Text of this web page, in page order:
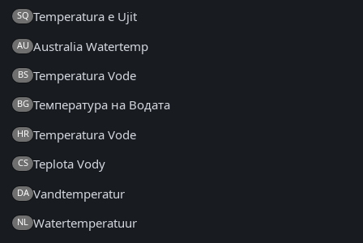
SQ Temperatura e Ujit
AU Australia Watertemp
BS Temperatura Vode
BG Температура на Водата
HR Temperatura Vode
CS Teplota Vody
DA Vandtemperatur
NL Watertemperatuur